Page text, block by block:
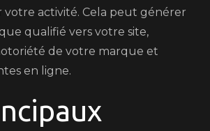
activité. Cela peut générer
qualifié vers votre site,
de votre marque et
en ligne.